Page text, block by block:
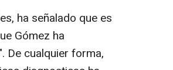
ha señalado que es
Gómez ha
De cualquier forma,